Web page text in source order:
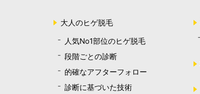
大人のヒゲ脱毛
人気No1部位のヒゲ脱毛
段階ごとの診断
的確なアフターフォロー
診断に基づいた技術